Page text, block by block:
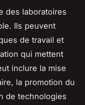
des laboratoires
Ils peuvent
de travail et
qui mettent
inclure la mise
la promotion du
de technologies